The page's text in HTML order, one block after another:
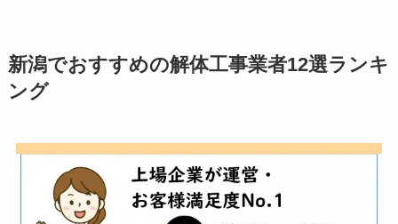
新潟でおすすめの解体工事業者12選ランキ
ング